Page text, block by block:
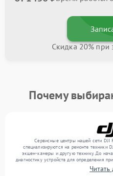
Скидка 20% при
Почему
Сервисные центры нашей сети DJI
специализируются на ремонте техники
экшен-камеры и другую технику. До
диагностику устройств для определения
перечень необходимых работ и их
деталей по необходимости. В конце
Читать